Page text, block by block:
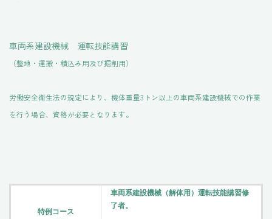
車両系建設機械 運転技能講習
（整地・運搬・積込み用及び掘削用）
労働安全衛生法の規定により、機体重量3トン以上の車両系建設機械での作業
を行う場合、資格が必要となります。
特例コース
車両系建設機械（解体用）運転技能講習修
了者。